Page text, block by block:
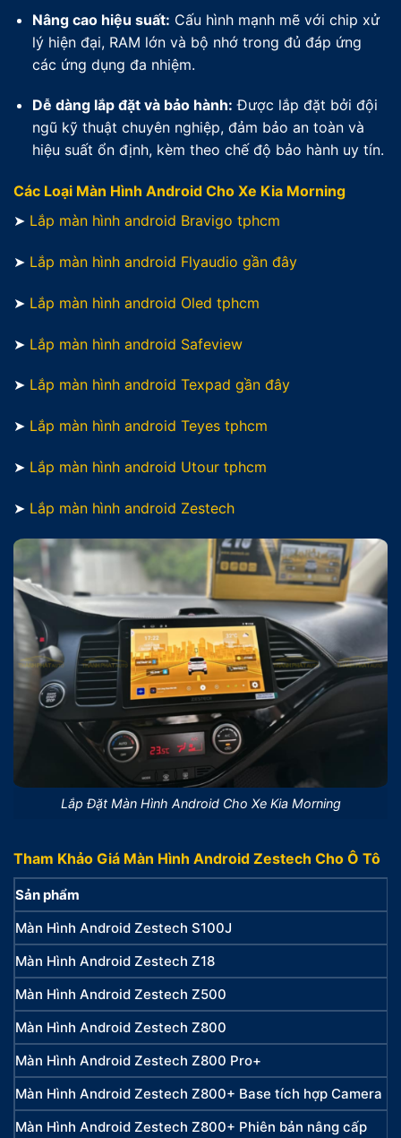
Nâng cao hiệu suất: Cấu hình mạnh mẽ với chip xử
lý hiện đại, RAM lớn và bộ nhớ trong đủ đáp ứng
các ứng dụng đa nhiệm.
Dễ dàng lắp đặt và bảo hành: Được lắp đặt bởi đội
ngũ kỹ thuật chuyên nghiệp, đảm bảo an toàn và
hiệu suất ổn định, kèm theo chế độ bảo hành uy tín.
Các Loại Màn Hình Android Cho Xe Kia Morning
➤ Lắp màn hình android Bravigo tphcm
➤ Lắp màn hình android Flyaudio gần đây
➤ Lắp màn hình android Oled tphcm
➤ Lắp màn hình android Safeview
➤ Lắp màn hình android Texpad gần đây
➤ Lắp màn hình android Teyes tphcm
➤ Lắp màn hình android Utour tphcm
➤ Lắp màn hình android Zestech
Lắp Đặt Màn Hình Android Cho Xe Kia Morning
Tham Khảo Giá Màn Hình Android Zestech Cho Ô Tô
Sản phẩm
Màn Hình Android Zestech S100J
Màn Hình Android Zestech Z18
Màn Hình Android Zestech Z500
Màn Hình Android Zestech Z800
Màn Hình Android Zestech Z800 Pro+
Màn Hình Android Zestech Z800+ Base tích hợp Camera
Màn Hình Android Zestech Z800+ Phiên bản nâng cấp